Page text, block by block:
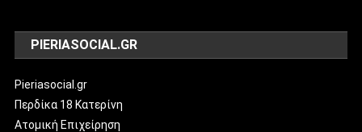
PIERIASOCIAL.GR
Pieriasocial.gr
Περδίκα 18 Κατερίνη
Ατομική Επιχείρηση